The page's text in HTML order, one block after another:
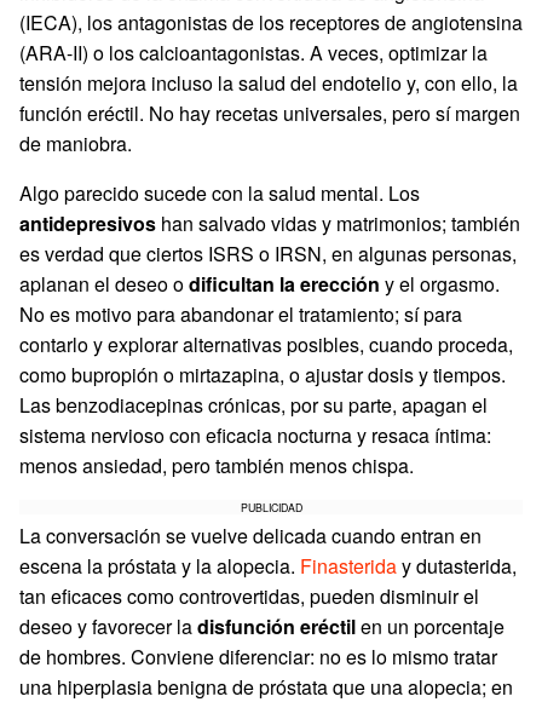
(IECA), los antagonistas de los receptores de angiotensina
(ARA-II) o los calcioantagonistas. A veces, optimizar la
tensión mejora incluso la salud del endotelio y, con ello, la
función eréctil. No hay recetas universales, pero sí margen
de maniobra.
Algo parecido sucede con la salud mental. Los
antidepresivos han salvado vidas y matrimonios; también
es verdad que ciertos ISRS o IRSN, en algunas personas,
aplanan el deseo odificultan la erección y el orgasmo.
No es motivo para abandonar el tratamiento; sí para
contarlo y explorar alternativas posibles, cuando proceda,
como bupropión o mirtazapina, o ajustar dosis y tiempos.
Las benzodiacepinas crónicas, por su parte, apagan el
sistema nervioso con eficacia nocturna y resaca íntima:
menos ansiedad, pero también menos chispa.
PUBLICIDAD
La conversación se vuelve delicada cuando entran en
escena la próstata y la alopecia. Finasteriday dutasterida,
tan eficaces como controvertidas, pueden disminuir el
deseo y favorecer ladisfunción eréctilen un porcentaje
de hombres. Conviene diferenciar: no es lo mismo tratar
una hiperplasia benigna de próstata que una alopecia; en